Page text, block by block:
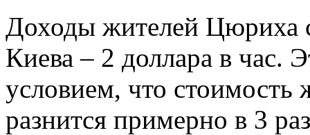
Доходы жителей Цюриха
Киева – 2 доллара в час.
условием, что стоимость
разнится примерно в 3